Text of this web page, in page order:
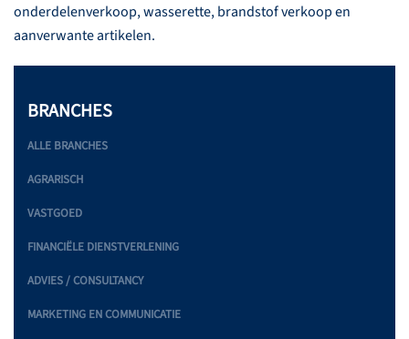
onderdelenverkoop, wasserette, brandstof verkoop en
aanverwante artikelen.
BRANCHES
ALLE BRANCHES
AGRARISCH
VASTGOED
FINANCIËLE DIENSTVERLENING
ADVIES / CONSULTANCY
MARKETING EN COMMUNICATIE